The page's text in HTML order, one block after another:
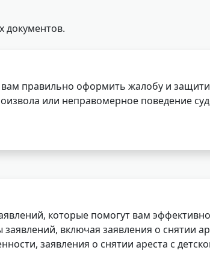
документов.
правильно оформить жалобу и
или неправомерное поведение
которые помогут вам
включая заявления о снятии
заявления о снятии ареста с